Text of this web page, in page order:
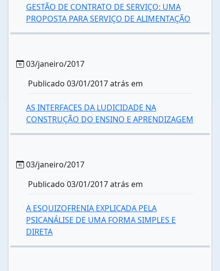
GESTÃO DE CONTRATO DE SERVIÇO: UMA
PROPOSTA PARA SERVIÇO DE ALIMENTAÇÃO
03/janeiro/2017
Publicado 03/01/2017 atrás em
AS INTERFACES DA LUDICIDADE NA
CONSTRUÇÃO DO ENSINO E APRENDIZAGEM
03/janeiro/2017
Publicado 03/01/2017 atrás em
A ESQUIZOFRENIA EXPLICADA PELA
PSICANÁLISE DE UMA FORMA SIMPLES E
DIRETA